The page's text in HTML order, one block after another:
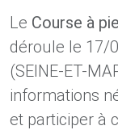
Le Course à
déroule le 17/
(SEINE-ET-
informations
et participer à